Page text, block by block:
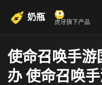
奶瓶 虎牙旗下产品
使命召唤手游
办 使命召唤